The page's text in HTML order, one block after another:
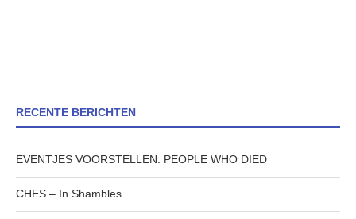
RECENTE BERICHTEN
EVENTJES VOORSTELLEN: PEOPLE WHO DIED
CHES – In Shambles